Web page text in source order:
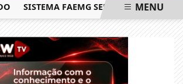
SISTEMA FAEMG SENAR LANÇA OMENU